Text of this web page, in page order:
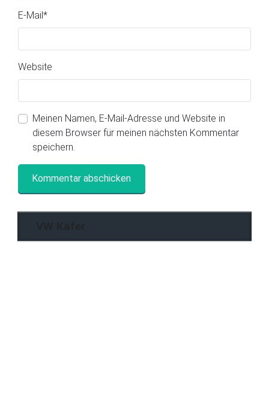
E-Mail*
Website
Meinen Namen, E-Mail-Adresse und Website in
diesem Browser für meinen nächsten Kommentar
speichern.